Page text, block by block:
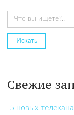
Свежие
5 новых